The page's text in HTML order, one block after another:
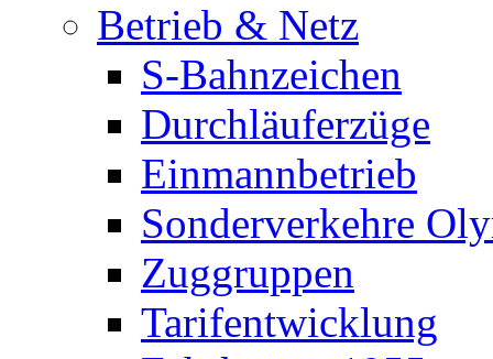
Betrieb & Netz
S-Bahnzeichen
Durchläuferzüge
Einmannbetrieb
Sonderverkehre
Zuggruppen
Tarifentwicklung